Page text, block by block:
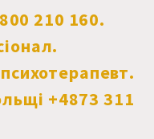
210 160.
+4873 311